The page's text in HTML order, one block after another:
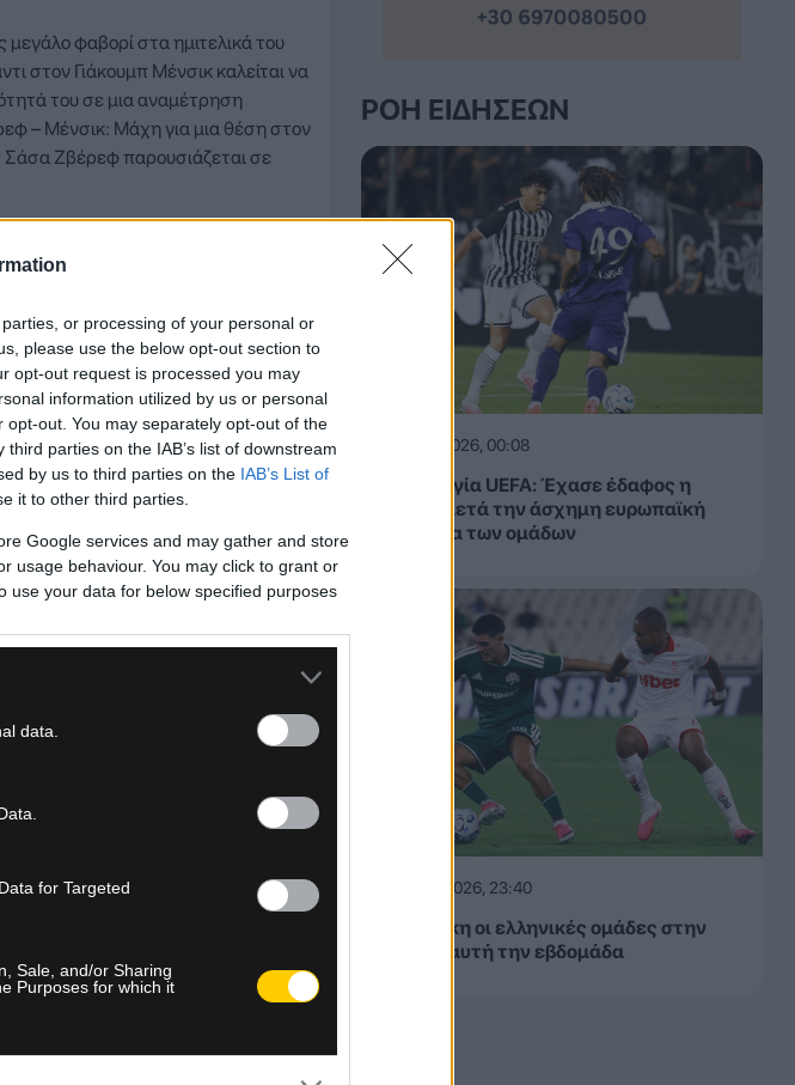
or processing of your personal or
please use the below opt-out section to
opt-out request is processed you may
information utilized by us or personal
out. You may separately opt-out of the
parties on the IAB’s list of downstream
by us to third parties on the IAB’s List of
it to other third parties.
Google services and may gather and store
usage behaviour. You may click to grant or
use your data for below specified purposes
data.
for Targeted
Sale, and/or Sharing
Purposes for which it
φαβορί στα ημιτελικά του
στον Γιάκουμπ Μένσικ καλείται να
του σε μια αναμέτρηση
– Μένσικ: Μάχη για μια θέση στον
Σάσα Ζβέρεφ παρουσιάζεται σε
ΡΟΉ ΕΙΔΉΣΕΩΝ
07.08.2026, 00:08
Βαθμολογία UEFA: Έχασε έδαφος η
Ελλάδα μετά την άσχημη ευρωπαϊκή
εβδομάδα των ομάδων
06.08.2026, 23:40
Δίχως νίκη οι ελληνικές ομάδες στην
Ευρώπη αυτή την εβδομάδα